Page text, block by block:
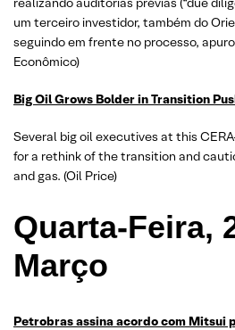
um terceiro investidor, também do
seguindo em frente no processo,
Econômico)
Big Oil Grows Bolder in Transition
Several big oil executives at this
for a rethink of the transition and
and gas. (Oil Price)
Quarta-Feira,
Março
Petrobras assina acordo com Mitsui